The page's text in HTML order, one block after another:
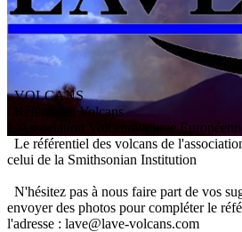
VOLCANS
/ Référentiel Volcans
ssociation V olcanologiqueE
Le référentiel des volcans de
celui de la Smithsonian Institution
N'hésitez pas à nous faire part de vos
envoyer des photos pour compléter le
l'adresse : lave@lave-volcans.com